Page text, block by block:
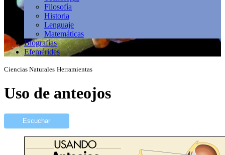
Filosofía
Historia
Lenguaje
Matemáticas
Biografías
Efemérides
Ciencias Naturales Herramientas
Uso de anteojos
Escuchar